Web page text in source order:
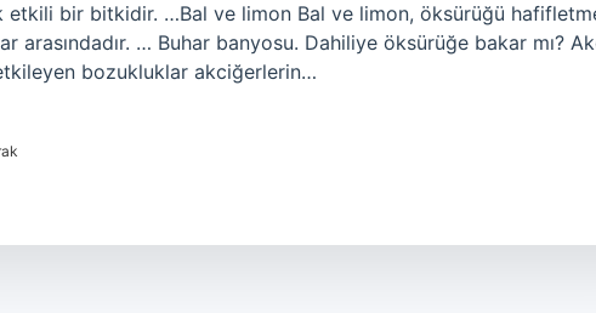
etkili bir bitkidir. …Bal ve limon Bal ve limon, öksürüğü
arasındadır. … Buhar banyosu. Dahiliye öksürüğe bakar mı?
bozukluklar akciğerlerin…